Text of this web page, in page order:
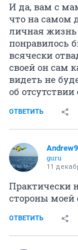
И да, вам с
что на самом
личная жизнь
понравилось
всячески
своей он сам
видеть не
об
ОТВЕТИТЬ
guru
11
Практически
стороны моей
ОТВЕТИТЬ